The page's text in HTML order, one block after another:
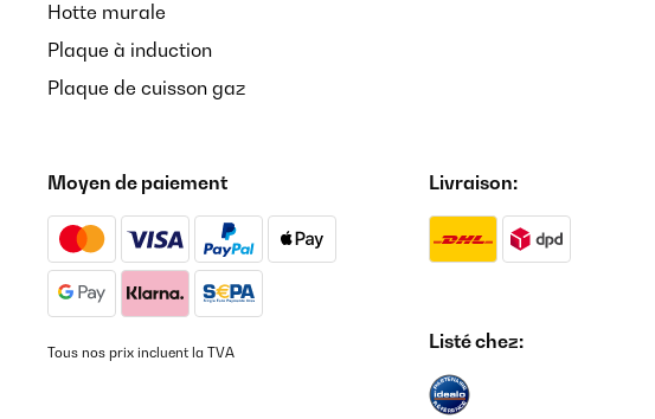
Hotte murale
Plaque à induction
Plaque de cuisson gaz
Moyen de paiement
Tous nos prix incluent la TVA
Livraison:
Listé chez: